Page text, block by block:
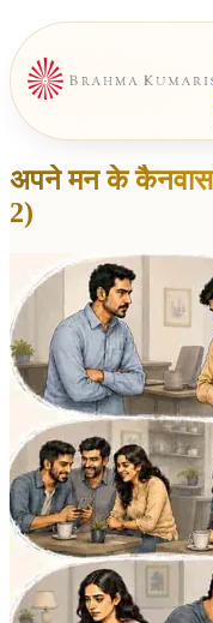
अपने मन के कैनवास
2)